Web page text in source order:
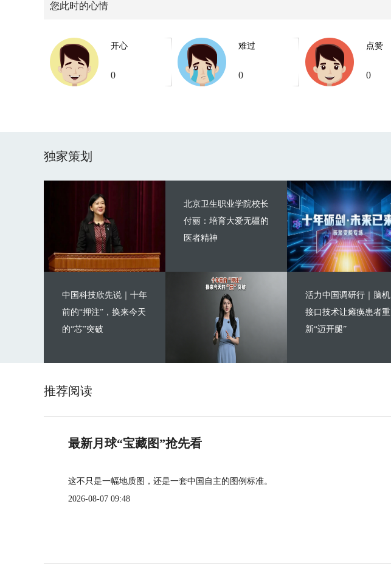
您此时的心情
开心
0
难过
0
点赞
0
独家策划
北京卫生职业学院校长
付丽：培育大爱无疆的
医者精神
中国科技欣先说｜十年
前的“押注”，换来今天
的“芯”突破
活力中国调研行｜脑机
接口技术让瘫痪患者重
新“迈开腿”
推荐阅读
最新月球“宝藏图”抢先看
这不只是一幅地质图，还是一套中国自主的图例标准。
2026-08-07 09:48